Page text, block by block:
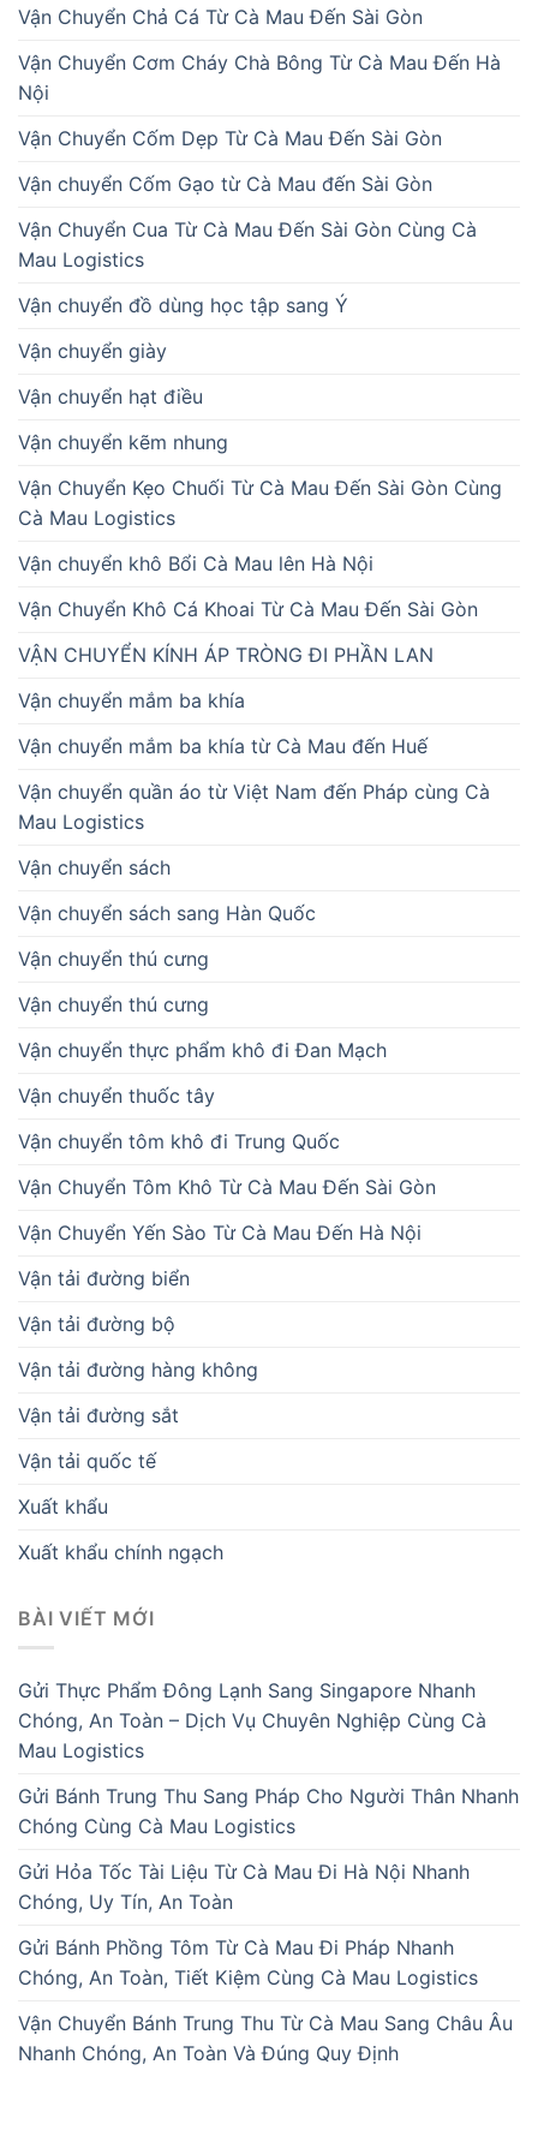
Vận Chuyển Chả Cá Từ Cà Mau Đến Sài Gòn
Vận Chuyển Cơm Cháy Chà Bông Từ Cà Mau Đến Hà
Nội
Vận Chuyển Cốm Dẹp Từ Cà Mau Đến Sài Gòn
Vận chuyển Cốm Gạo từ Cà Mau đến Sài Gòn
Vận Chuyển Cua Từ Cà Mau Đến Sài Gòn Cùng Cà
Mau Logistics
Vận chuyển đồ dùng học tập sang Ý
Vận chuyển giày
Vận chuyển hạt điều
Vận chuyển kẽm nhung
Vận Chuyển Kẹo Chuối Từ Cà Mau Đến Sài Gòn Cùng
Cà Mau Logistics
Vận chuyển khô Bổi Cà Mau lên Hà Nội
Vận Chuyển Khô Cá Khoai Từ Cà Mau Đến Sài Gòn
VẬN CHUYỂN KÍNH ÁP TRÒNG ĐI PHẦN LAN
Vận chuyển mắm ba khía
Vận chuyển mắm ba khía từ Cà Mau đến Huế
Vận chuyển quần áo từ Việt Nam đến Pháp cùng Cà
Mau Logistics
Vận chuyển sách
Vận chuyển sách sang Hàn Quốc
Vận chuyển thú cưng
Vận chuyển thú cưng
Vận chuyển thực phẩm khô đi Đan Mạch
Vận chuyển thuốc tây
Vận chuyển tôm khô đi Trung Quốc
Vận Chuyển Tôm Khô Từ Cà Mau Đến Sài Gòn
Vận Chuyển Yến Sào Từ Cà Mau Đến Hà Nội
Vận tải đường biển
Vận tải đường bộ
Vận tải đường hàng không
Vận tải đường sắt
Vận tải quốc tế
Xuất khẩu
Xuất khẩu chính ngạch
BÀI VIẾT MỚI
Gửi Thực Phẩm Đông Lạnh Sang Singapore Nhanh
Chóng, An Toàn – Dịch Vụ Chuyên Nghiệp Cùng Cà
Mau Logistics
Gửi Bánh Trung Thu Sang Pháp Cho Người Thân Nhanh
Chóng Cùng Cà Mau Logistics
Gửi Hỏa Tốc Tài Liệu Từ Cà Mau Đi Hà Nội Nhanh
Chóng, Uy Tín, An Toàn
Gửi Bánh Phồng Tôm Từ Cà Mau Đi Pháp Nhanh
Chóng, An Toàn, Tiết Kiệm Cùng Cà Mau Logistics
Vận Chuyển Bánh Trung Thu Từ Cà Mau Sang Châu Âu
Nhanh Chóng, An Toàn Và Đúng Quy Định